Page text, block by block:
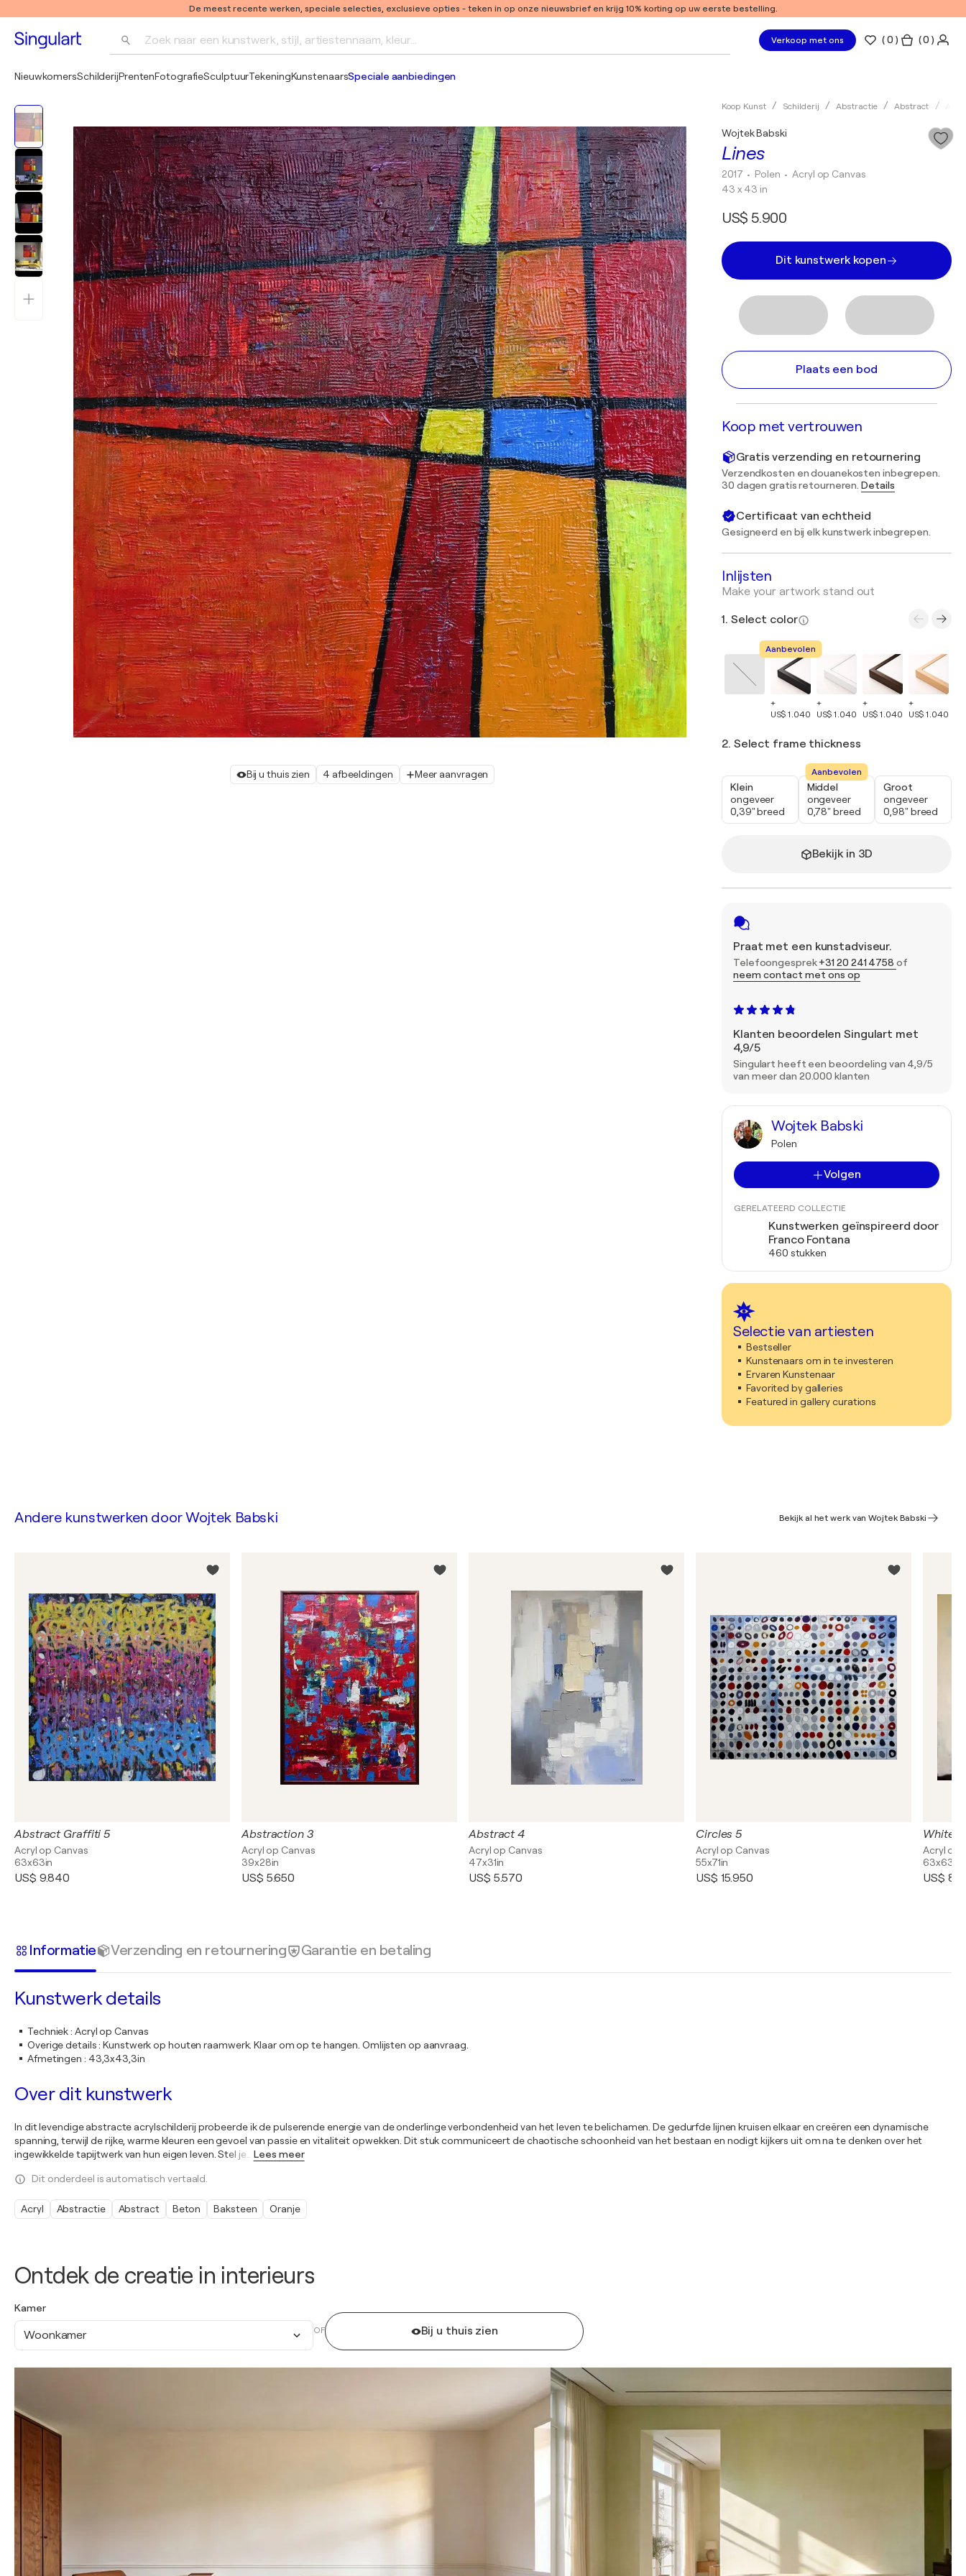
De meest recente werken, speciale selecties, exclusieve opties - teken in op onze nieuwsbrief en krijg 10% korting op uw eerste bestelling.
Zoek naar een kunstwerk, stijl, artiestennaam, kleur... Verkoop met ons (0 ) ( 0 )
NieuwkomersSchilderijPrentenFotografieSculptuurTekeningKunstenaarsSpeciale aanbiedingen
Bij u thuis zien 4 afbeeldingen Meer aanvragen
Koop Kunst Schilderij Abstractie Abstract
Lines
Wojtek Babski
2017 • Polen •Acryl op Canvas
43 x 43 in
US$ 5.900
Dit kunstwerk kopen
Plaats een bod
Koop met vertrouwen
Gratis verzending en retournering
Verzendkosten en douanekosten inbegrepen.
30 dagen gratis retourneren.Details
Certificaat van echtheid
Gesigneerd en bij elk kunstwerk inbegrepen.
Inlijsten
Make your artwork stand out
1. Select color
Aanbevolen
+
US$ 1.040
+
US$ 1.040
+
US$ 1.040
+
US$ 1.040
2. Select frame thickness
Klein
ongeveer
0,39" breed
Aanbevolen
Middel
ongeveer
0,78" breed
Groot
ongeveer
0,98" breed
Bekijk in 3D
Praat met een kunstadviseur.
Telefoongesprek+31 20 241 4758 of
neem contact met ons op
Klanten beoordelen Singulart met
4,9/5
Singulart heeft een beoordeling van 4,9/5
van meer dan 20.000 klanten
Wojtek Babski
Polen
Volgen
GERELATEERD COLLECTIE
Kunstwerken geïnspireerd door
Franco Fontana
460 stukken
Selectie van artiesten
Bestseller
Kunstenaars om in te investeren
Ervaren Kunstenaar
Favorited by galleries
Featured in gallery curations
Ontdek de creatie in interieurs
Kamer
Woonkamer OF Bij u thuis zien
Andere kunstwerken doorWojtek Babski Bekijk al het werk van Wojtek Babski
Abstract Graffiti 5
Acryl op Canvas
63x63in
US$ 9.840
Abstraction 3
Acryl op Canvas
39x28in
US$ 5.650
Abstract 4
Acryl op Canvas
47x31in
US$ 5.570
Circles 5
Acryl op Canvas
55x71in
US$ 15.950
White
Acryl op
63x63in
US$
Informatie Verzending en retournering Garantie en betaling
Kunstwerk details
Techniek: Acryl op Canvas
Overige details:Kunstwerk op houten raamwerk. Klaar om op te hangen. Omlijsten op aanvraag.
Afmetingen : 43,3x43,3in
Over dit kunstwerk
In dit levendige abstracte acrylschilderij probeerde ik de pulserende energie van de onderlinge verbondenheid van het leven te belichamen. De gedurfde lijnen kruisen elkaar en creëren een dynamische
spanning, terwijl de rijke, warme kleuren een gevoel van passie en vitaliteit opwekken. Dit stuk communiceert de chaotische schoonheid van het bestaan en nodigt kijkers uit om na te denken over het
ingewikkelde tapijtwerk van hun eigen leven. Stel je
Lees meer
Dit onderdeel is automatisch vertaald.
Acryl Abstractie Abstract Beton Baksteen Oranje